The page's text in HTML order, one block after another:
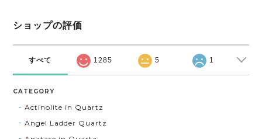
ショップの評価
すべて 1285 5 1
CATEGORY
Actinolite in Quartz
Angel Ladder Quartz